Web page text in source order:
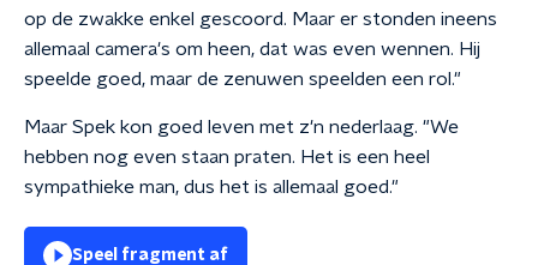
op de zwakke enkel gescoord. Maar er stonden ineens
allemaal camera's om heen, dat was even wennen. Hij
speelde goed, maar de zenuwen speelden een rol."
Maar Spek kon goed leven met z'n nederlaag. "We
hebben nog even staan praten. Het is een heel
sympathieke man, dus het is allemaal goed."
Speel fragment af